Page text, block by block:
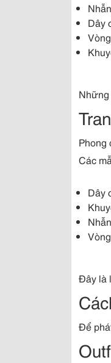
Dây
Những
Phong
Các
Dây
Đây là
Để